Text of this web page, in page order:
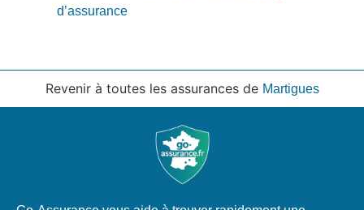
d’assurance
Revenir à toutes les assurances de Martigues